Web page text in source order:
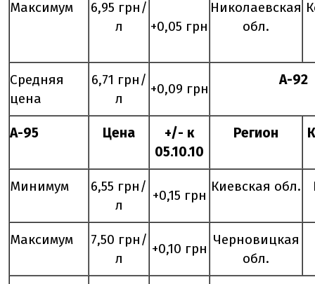
Максимум
6,95 грн/
л
+0,05 грн
Николаевская
обл.
Средняя
цена
6,71 грн/
л
+0,09 грн
А-92
А-95 Цена
+/- к
05.10.10
Регион
Минимум
6,55 грн/
л
+0,15 грн
Киевская обл.
Максимум
7,50 грн/
л
+0,10 грн
Черновицкая
обл.